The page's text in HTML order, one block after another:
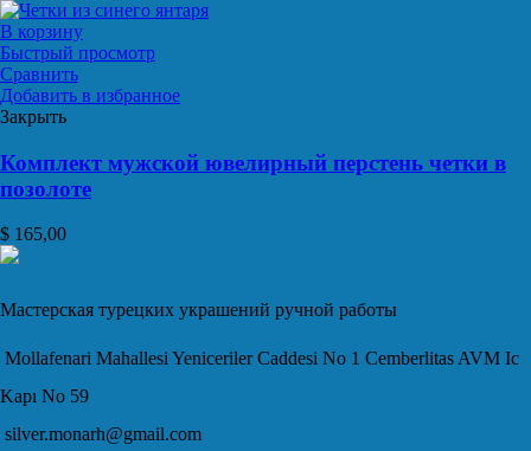
В корзину
Быстрый просмотр
Сравнить
Добавить в избранное
Закрыть
Комплект мужской ювелирный перстень четки в
позолоте
$ 165,00
Мастерская турецких украшений ручной работы
Mollafenari Mahallesi Yeniceriler Caddesi No 1 Cemberlitas AVM Ic
Kapı No 59
silver.monarh@gmail.com